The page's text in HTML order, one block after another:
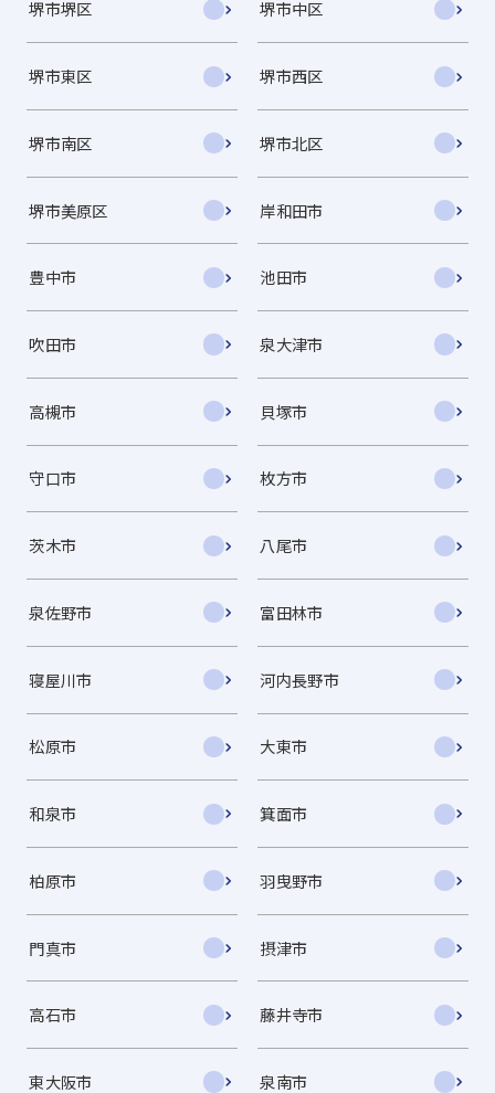
堺市堺区 堺市中区
堺市東区 堺市西区
堺市南区 堺市北区
堺市美原区 岸和田市
豊中市 池田市
吹田市 泉大津市
高槻市 貝塚市
守口市 枚方市
茨木市 八尾市
泉佐野市 富田林市
寝屋川市 河内長野市
松原市 大東市
和泉市 箕面市
柏原市 羽曳野市
門真市 摂津市
高石市 藤井寺市
東大阪市 泉南市